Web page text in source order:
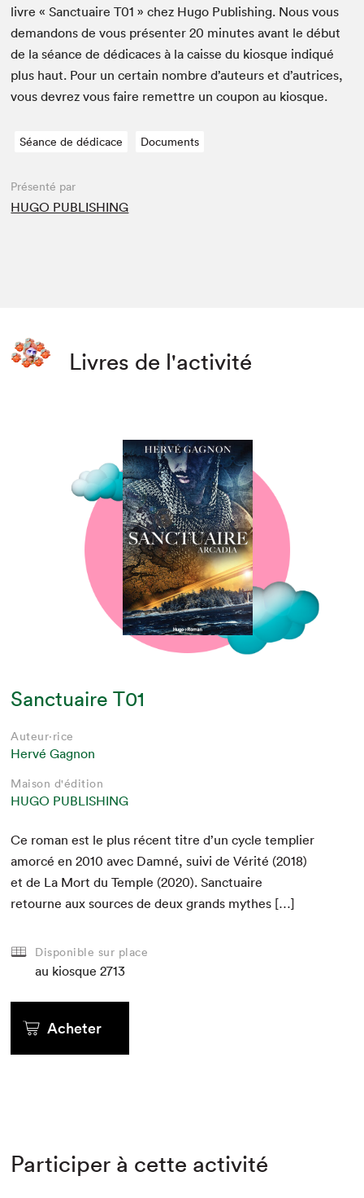
livre « Sanc­tu­aireT01 » chez Hugo Pub­lish­ing. Nous vous
deman­dons de vous présen­ter20 min­utes avant le début
de la séance de dédi­caces à la caisse du kiosque indiqué
plus haut. Pour un cer­tain nom­bre d’auteurs et d’autrices,
vous devrez vous faire remet­tre un coupon au kiosque.
Séance de dédicace Documents
Présenté par
HUGO PUBLISHING
Livres de l'activité
Sanctuaire T01
Auteur·rice
Hervé Gagnon
Maison d'édition
HUGO PUBLISHING
Ce roman est le plus récent titre d’un cycle tem­pli­er
amor­cé en2010 avec Damné, suivi de Vérité (2018)
et de La Mort du Tem­ple (2020). Sanc­tu­aire
retourne aux sources de deux grands mythes […]
Disponible sur place
au kiosque 2713
Acheter
Participer à cette activité